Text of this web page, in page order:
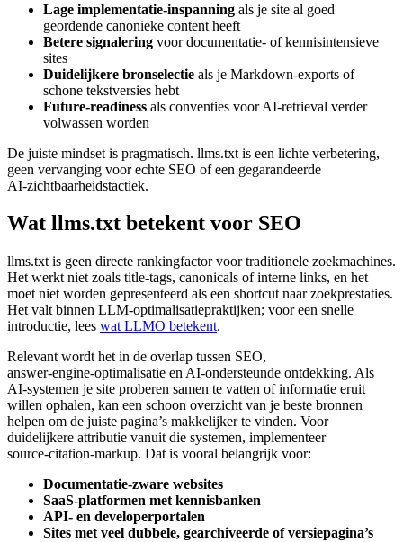
Lage implementatie‑inspanning als je site al goed
geordende canonieke content heeft
Betere signalering voor documentatie‑ of kennisintensieve
sites
Duidelijkere bronselectie als je Markdown‑exports of
schone tekstversies hebt
Future‑readiness als conventies voor AI‑retrieval verder
volwassen worden
De juiste mindset is pragmatisch. llms.txt is een lichte verbetering,
geen vervanging voor echte SEO of een gegarandeerde
AI‑zichtbaarheidstactiek.
Wat llms.txt betekent voor SEO
llms.txt is geen directe rankingfactor voor traditionele zoekmachines.
Het werkt niet zoals title‑tags, canonicals of interne links, en het
moet niet worden gepresenteerd als een shortcut naar zoekprestaties.
Het valt binnen LLM‑optimalisatiepraktijken; voor een snelle
introductie, lees wat LLMO betekent.
Relevant wordt het in de overlap tussen SEO,
answer‑engine‑optimalisatie en AI‑ondersteunde ontdekking. Als
AI‑systemen je site proberen samen te vatten of informatie eruit
willen ophalen, kan een schoon overzicht van je beste bronnen
helpen om de juiste pagina’s makkelijker te vinden. Voor
duidelijkere attributie vanuit die systemen, implementeer
source‑citation‑markup. Dat is vooral belangrijk voor:
Documentatie‑zware websites
SaaS‑platformen met kennisbanken
API‑ en developerportalen
Sites met veel dubbele, gearchiveerde of versiepagina’s